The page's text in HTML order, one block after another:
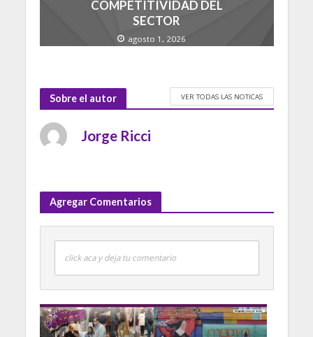
COMPETITIVIDAD DEL
SECTOR
agosto 1, 2026
Sobre el autor VER TODAS LAS NOTICAS
Jorge Ricci
Agregar Comentarios
click aca y deja tu comentario